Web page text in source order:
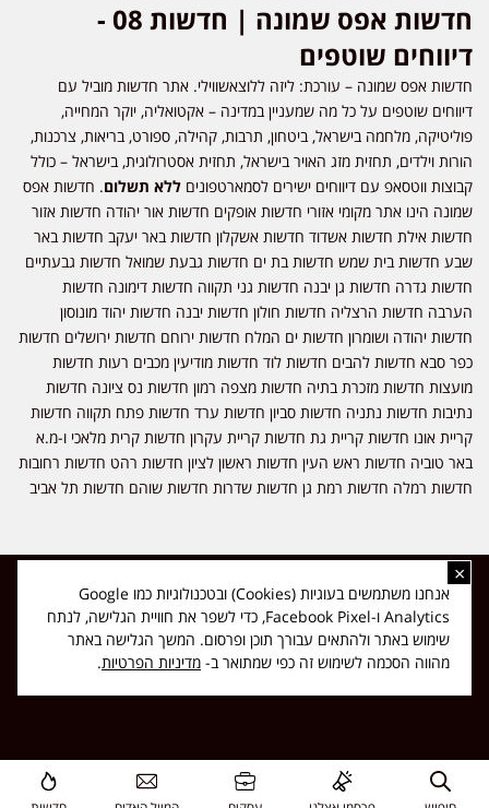
חדשות אפס שמונה | חדשות 08 -
דיווחים שוטפים
חדשות אפס שמונה – עורכת: ליזה ללוצאשווילי. אתר חדשות מוביל עם
דיווחים שוטפים על כל מה שמעניין במדינה – אקטואליה, יוקר המחייה,
פוליטיקה, מלחמה בישראל, ביטחון, תרבות, קהילה, ספורט, בריאות, צרכנות,
הורות וילדים, תחזית מזג האויר בישראל, תחזית אסטרולוגית, בישראל – כולל
קבוצות ווטסאפ עם דיווחים ישירים לסמארטפונים ללא תשלום. חדשות אפס
שמונה הינו אתר מקומי אזורי חדשות אופקים חדשות אור יהודה חדשות אזור
חדשות אילת חדשות אשדוד חדשות אשקלון חדשות באר יעקב חדשות באר
שבע חדשות בית שמש חדשות בת ים חדשות גבעת שמואל חדשות גבעתיים
חדשות גדרה חדשות גן יבנה חדשות גני תקווה חדשות דימונה חדשות
הערבה חדשות הרצליה חדשות חולון חדשות יבנה חדשות יהוד מונוסון
חדשות יהודה ושומרון חדשות ים המלח חדשות ירוחם חדשות ירושלים חדשות
כפר סבא חדשות להבים חדשות לוד חדשות מודיעין מכבים רעות חדשות
מועצות חדשות מזכרת בתיה חדשות מצפה רמון חדשות נס ציונה חדשות
נתיבות חדשות נתניה חדשות סביון חדשות ערד חדשות פתח תקווה חדשות
קריית אונו חדשות קריית גת חדשות קריית עקרון חדשות קרית מלאכי ו-מ.א
באר טוביה חדשות ראש העין חדשות ראשון לציון חדשות רהט חדשות רחובות
חדשות רמלה חדשות רמת גן חדשות שדרות חדשות שוהם חדשות תל אביב
כל הזכויות שמורות ל-ליזה ללוצאשווילי - חדשות אפס שמונה - דיווחים בזמן
אמת, נוסד בשנת 2019 | טל' לפרסומים 054-9759222 מייל מערכת
news08.net@gmail.com
Made with ❤ byDIGITA
×
אנחנו משתמשים בעוגיות (Cookies) ובטכנולוגיות כמו Google
Analytics ו-Facebook Pixel, כדי לשפר את חוויית הגלישה, לנתח
שימוש באתר ולהתאים עבורך תוכן ופרסום. המשך הגלישה באתר
מהווה הסכמה לשימוש זה כפי שמתואר ב- מדיניות הפרטיות.